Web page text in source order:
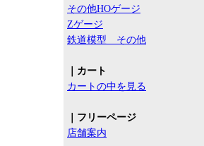
その他HOゲージ
Zゲージ
鉄道模型 その他
｜カート
カートの中を見る
｜フリーページ
店舗案内